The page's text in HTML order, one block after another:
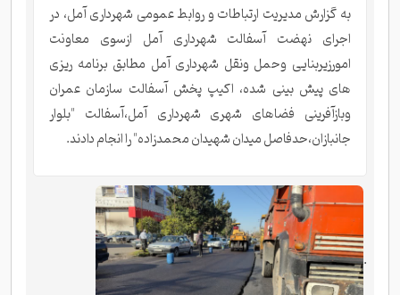
به گزارش مدیریت ارتباطات و روابط عمومی شهرداری آمل، در
اجرای نهضت آسفالت شهرداری آمل ازسوی معاونت
امورزیربنایی وحمل ونقل شهرداری آمل مطابق برنامه ریزی
های پیش بینی شده، اکیپ پخش آسفالت سازمان عمران
وبازآفرینی فضاهای شهری شهرداری آمل،آسفالت "بلوار
جانبازان،حدفاصل میدان شهیدان محمدزاده" را انجام دادند.
.